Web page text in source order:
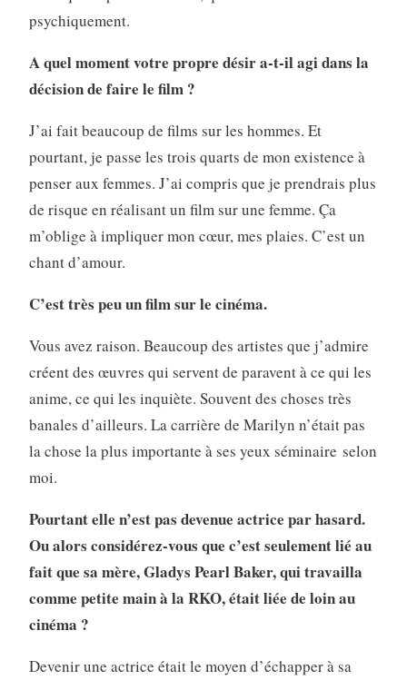
psychiquement.
A quel moment votre propre désir a-t-il agi dans la
décision de faire le film ?
J’ai fait beaucoup de films sur les hommes. Et
pourtant, je passe les trois quarts de mon existence à
penser aux femmes. J’ai compris que je prendrais plus
de risque en réalisant un film sur une femme. Ça
m’oblige à impliquer mon cœur, mes plaies. C’est un
chant d’amour.
C’est très peu un film sur le cinéma.
Vous avez raison. Beaucoup des artistes que j’admire
créent des œuvres qui servent de paravent à ce qui les
anime, ce qui les inquiète. Souvent des choses très
banales d’ailleurs. La carrière de Marilyn n’était pas
la chose la plus importante à ses yeux séminaire selon
moi.
Pourtant elle n’est pas devenue actrice par hasard.
Ou alors considérez-vous que c’est seulement lié au
fait que sa mère, Gladys Pearl Baker, qui travailla
comme petite main à la RKO, était liée de loin au
cinéma ?
Devenir une actrice était le moyen d’échapper à sa